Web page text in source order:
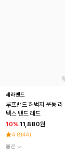
세라밴드
루프밴드 허벅지 운동 라
텍스 밴드 레드
10% 11,880원
4.8(44)
옵션